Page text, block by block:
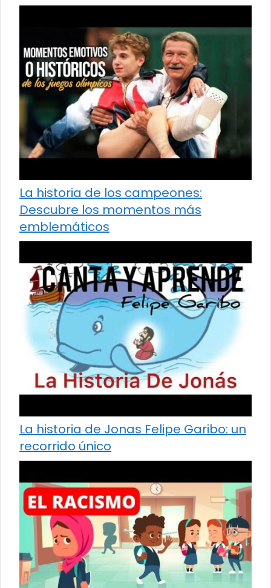
La historia de los campeones:
Descubre los momentos más
emblemáticos
La historia de Jonas Felipe Garibo: un
recorrido único